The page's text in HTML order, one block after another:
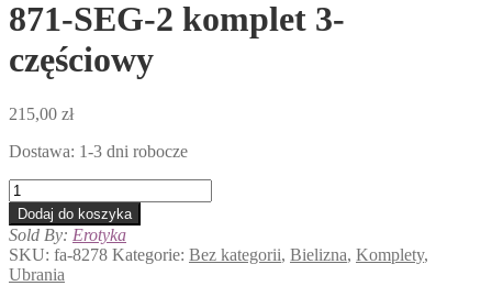
871-SEG-2 komplet 3-
częściowy
215,00 zł
Dostawa: 1-3 dni robocze
ilość
871-
SEG-
2
komplet
3-
Dodaj do koszyka
Sold By: Erotyka
SKU: fa-8278 Kategorie: Bez kategorii, Bielizna, Komplety,
Ubrania